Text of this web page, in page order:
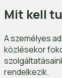
Mit kell
A személyes
közlésekor
rendelkezik.